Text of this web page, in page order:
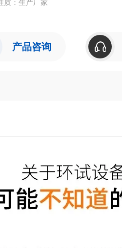
质：生产厂家
产品咨询